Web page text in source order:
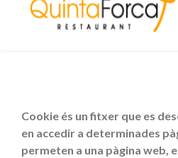
Cookie és un fitxer que es
en accedir a determinades
permeten a una pàgina web,